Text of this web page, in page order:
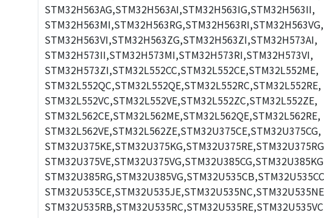
STM32H563AG,STM32H563AI,STM32H563IG,STM32H563II,
STM32H563MI,STM32H563RG,STM32H563RI,STM32H563VG,
STM32H563VI,STM32H563ZG,STM32H563ZI,STM32H573AI,
STM32H573II,STM32H573MI,STM32H573RI,STM32H573VI,
STM32H573ZI,STM32L552CC,STM32L552CE,STM32L552ME,
STM32L552QC,STM32L552QE,STM32L552RC,STM32L552RE,
STM32L552VC,STM32L552VE,STM32L552ZC,STM32L552ZE,
STM32L562CE,STM32L562ME,STM32L562QE,STM32L562RE,
STM32L562VE,STM32L562ZE,STM32U375CE,STM32U375CG,